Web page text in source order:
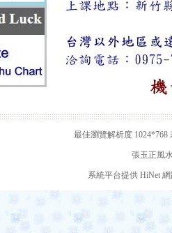
最佳瀏覽解析度
張玉正風
系統平台提供 HiNet